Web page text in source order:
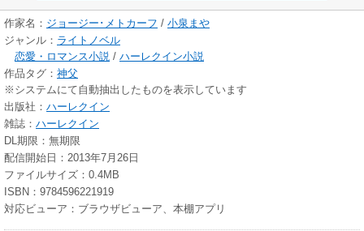
作家名： ジョージー･メトカーフ / 小泉まや
ジャンル： ライトノベル
恋愛・ロマンス小説 / ハーレクイン小説
作品タグ： 神父
※システムにて自動抽出したものを表示しています
出版社： ハーレクイン
雑誌： ハーレクイン
DL期限：無期限
配信開始日：2013年7月26日
ファイルサイズ：0.4MB
ISBN：9784596221919
対応ビューア：ブラウザビューア、本棚アプリ